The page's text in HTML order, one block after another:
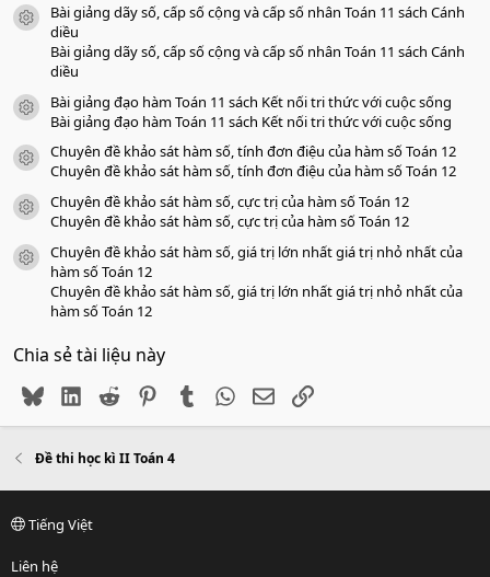
a
icon tài liệu
Bài giảng dãy số, cấp số cộng và cấp số nhân Toán 11 sách Cánh
diều
Bài giảng dãy số, cấp số cộng và cấp số nhân Toán 11 sách Cánh
diều
icon tài liệu
Bài giảng đạo hàm Toán 11 sách Kết nối tri thức với cuộc sống
Bài giảng đạo hàm Toán 11 sách Kết nối tri thức với cuộc sống
icon tài liệu
Chuyên đề khảo sát hàm số, tính đơn điệu của hàm số Toán 12
Chuyên đề khảo sát hàm số, tính đơn điệu của hàm số Toán 12
icon tài liệu
Chuyên đề khảo sát hàm số, cực trị của hàm số Toán 12
Chuyên đề khảo sát hàm số, cực trị của hàm số Toán 12
icon tài liệu
Chuyên đề khảo sát hàm số, giá trị lớn nhất giá trị nhỏ nhất của
hàm số Toán 12
Chuyên đề khảo sát hàm số, giá trị lớn nhất giá trị nhỏ nhất của
hàm số Toán 12
Chia sẻ tài liệu này
BlueskyLinkedIn
Reddit PinterestTumblr WhatsApp
EmailLink
Đề thi học kì II Toán 4
Tiếng Việt
Liên hệ